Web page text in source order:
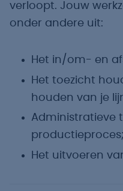
verloopt. Jouw
onder andere uit:
Het in/om- en
Het toezicht
houden van je
Administratieve
productieproces;
Het uitvoeren